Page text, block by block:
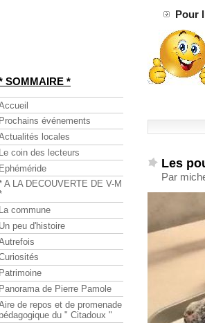
Pour
Les
Par
SOMMAIRE *
Prochains événements
locales
Le coin des lecteurs
Ephéméride
A LA DECOUVERTE DE V-M
La commune
Un peu d'histoire
Patrimoine
Panorama de Pierre Pamole
de repos et de promenade
pédagogique du " Citadoux "